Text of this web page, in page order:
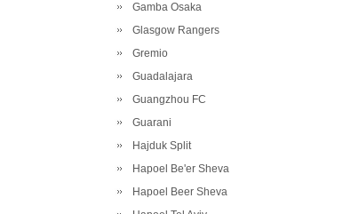
Gamba Osaka
Glasgow Rangers
Gremio
Guadalajara
Guangzhou FC
Guarani
Hajduk Split
Hapoel Be'er Sheva
Hapoel Beer Sheva